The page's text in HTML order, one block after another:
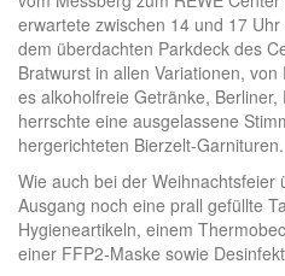
erwartete zwischen 14 und 17
dem überdachten Parkdeck des
Bratwurst in allen Variationen,
es alkoholfreie Getränke,
herrschte eine ausgelassene
hergerichteten Bierzelt-Garnituren.
Wie auch bei der Weihnachtsfeier
Ausgang noch eine prall gefüllte
Hygieneartikeln, einem
einer FFP2-Maske sowie